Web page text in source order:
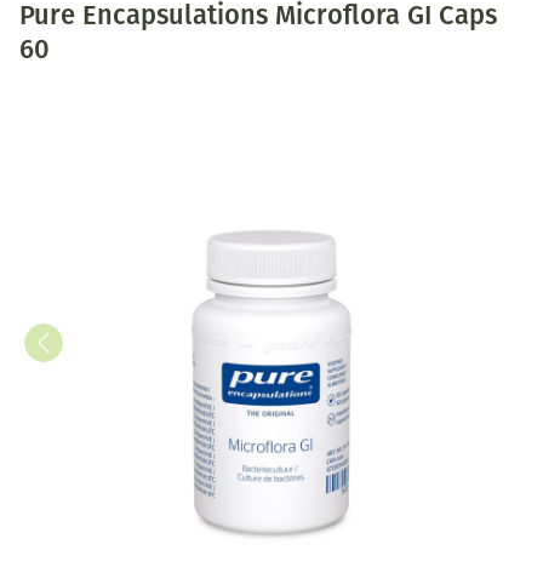
Pure Encapsulations Microflora GI Caps
60